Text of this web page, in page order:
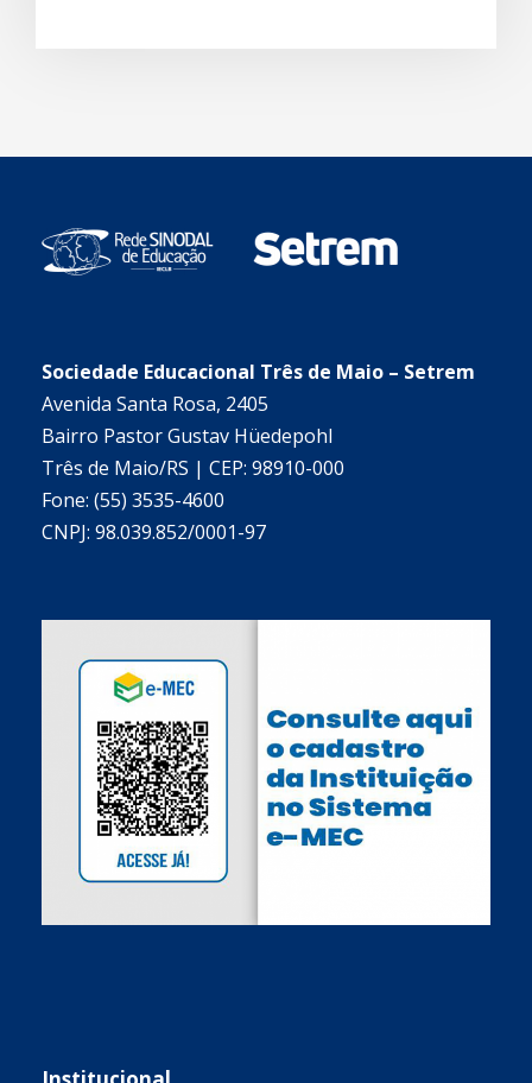
Sociedade Educacional Três de Maio – Setrem
Avenida Santa Rosa, 2405
Bairro Pastor Gustav Hüedepohl
Três de Maio/RS | CEP: 98910-000
Fone: (55) 3535-4600
CNPJ: 98.039.852/0001-97